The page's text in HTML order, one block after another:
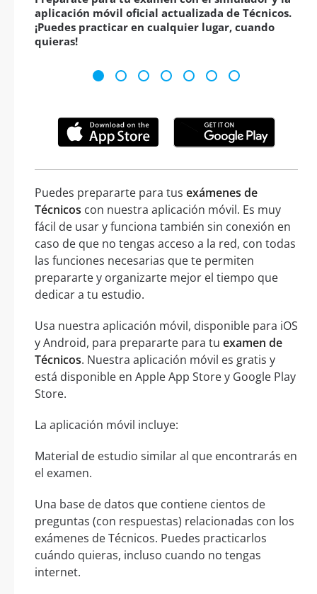
aplicación móvil oficial actualizada de Técnicos.
¡Puedes practicar en cualquier lugar, cuando
quieras!
Puedes prepararte para tus exámenes de
Técnicos con nuestra aplicación móvil. Es muy
fácil de usar y funciona también sin conexión en
caso de que no tengas acceso a la red, con todas
las funciones necesarias que te permiten
prepararte y organizarte mejor el tiempo que
dedicar a tu estudio.
Usa nuestra aplicación móvil, disponible para iOS
y Android, para prepararte para tu examen de
Técnicos. Nuestra aplicación móvil es gratis y
está disponible en Apple App Store y Google Play
Store.
La aplicación móvil incluye:
Material de estudio similar al que encontrarás en
el examen.
Una base de datos que contiene cientos de
preguntas (con respuestas) relacionadas con los
exámenes de Técnicos. Puedes practicarlos
cuándo quieras, incluso cuando no tengas
internet.